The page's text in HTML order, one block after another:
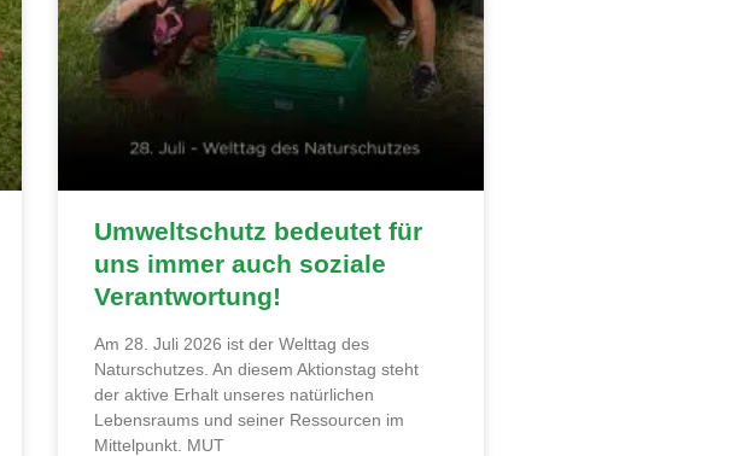
Umweltschutz bedeutet für
uns immer auch soziale
Verantwortung!
Am 28. Juli 2026 ist der Welttag des
Naturschutzes. An diesem Aktionstag steht
der aktive Erhalt unseres natürlichen
Lebensraums und seiner Ressourcen im
Mittelpunkt. MUT